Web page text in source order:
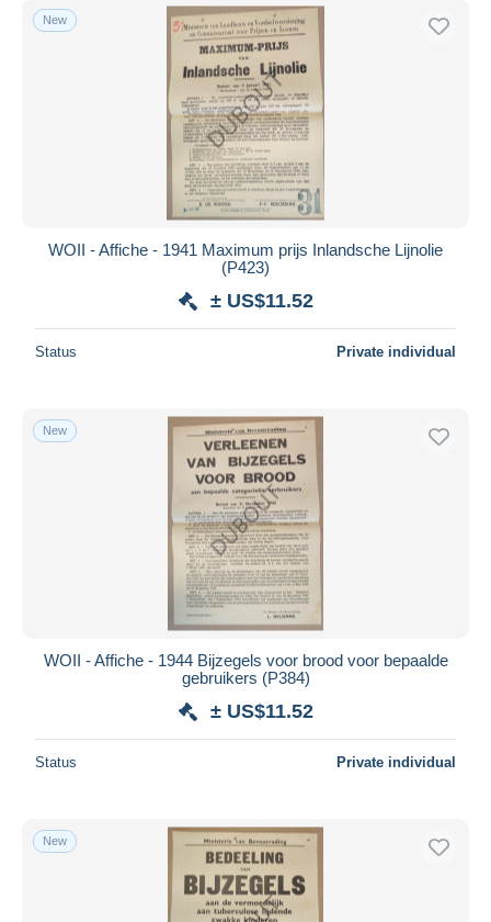
New
WOII - Affiche - 1941 Maximum prijs Inlandsche Lijnolie
(P423)
± US$11.52
Status Private individual
New
WOII - Affiche - 1944 Bijzegels voor brood voor bepaalde
gebruikers (P384)
± US$11.52
Status Private individual
New